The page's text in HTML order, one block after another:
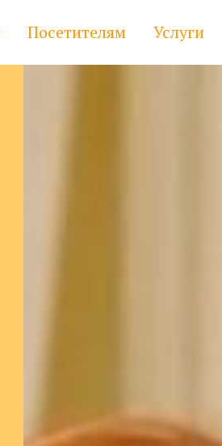
Посетителям Услуги